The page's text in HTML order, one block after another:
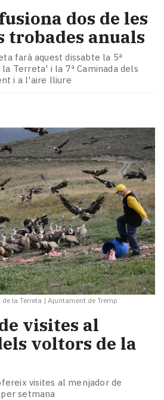
dos de les
trobades anuals
farà aquest dissabte la 5ª
Terreta' i la 7ª Caminada dels
i a l'aire lliure
la Terreta | Ajuntament de Tremp
visites al
voltors de la
visites al menjador de
setmana